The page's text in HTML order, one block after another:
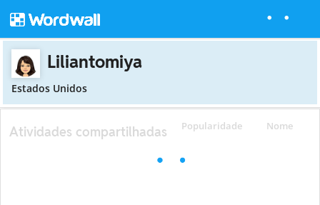
Liliantomiya
Estados Unidos
Popularidade Nome
Atividades compartilhadas